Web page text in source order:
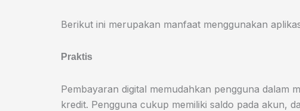
Berikut ini merupakan manfaat menggunakan
Praktis
Pembayaran digital memudahkan pengguna dalam
kredit. Pengguna cukup memiliki saldo pada akun,